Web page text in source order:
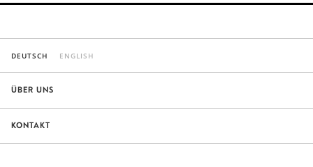
DEUTSCH ENGLISH
ÜBER UNS
KONTAKT